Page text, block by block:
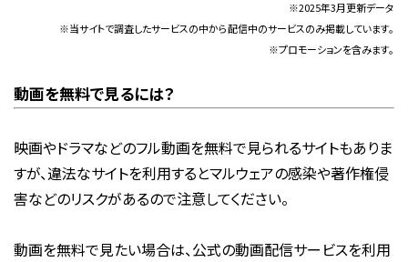
※2025年3月更新データ
※当サイトで調査したサービスの中から配信中のサービスのみ掲載しています。
※プロモーションを含みます。
動画を無料で見るには？
映画やドラマなどのフル動画を無料で見られるサイトもありま
すが、違法なサイトを利用するとマルウェアの感染や著作権侵
害などのリスクがあるので注意してください。
動画を無料で見たい場合は、公式の動画配信サービスを利用